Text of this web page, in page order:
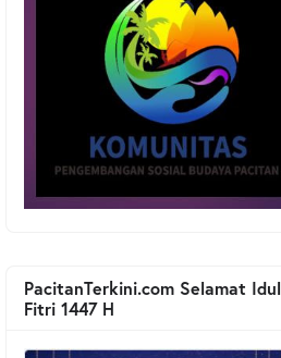
PacitanTerkini.com Selamat Idul
Fitri 1447 H